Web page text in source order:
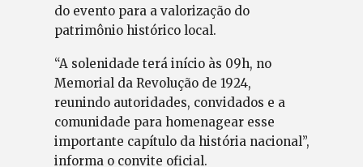
do evento para a valorização do
patrimônio histórico local.
“A solenidade terá início às 09h, no
Memorial da Revolução de 1924,
reunindo autoridades, convidados e a
comunidade para homenagear esse
importante capítulo da história nacional”,
informa o convite oficial.